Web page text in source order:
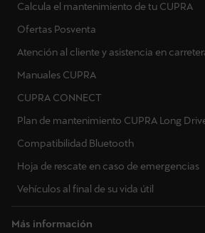
Calcula el mantenimiento de tu CUPRA
Ofertas Posventa
Atención al cliente y asistencia en
Manuales CUPRA
CUPRA CONNECT
Plan de mantenimiento CUPRA Long
Compatibilidad Bluetooth
Hoja de rescate en caso de emergencias
Vehículos al final de su vida útil
Más información